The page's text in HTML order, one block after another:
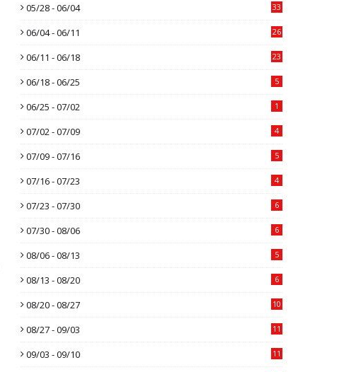
05/28 - 06/04 33
06/04 - 06/11 26
06/11 - 06/18 23
06/18 - 06/25 5
06/25 - 07/02 1
07/02 - 07/09 4
07/09 - 07/16 5
07/16 - 07/23 4
07/23 - 07/30 6
07/30 - 08/06 6
08/06 - 08/13 5
08/13 - 08/20 6
08/20 - 08/27 10
08/27 - 09/03 11
09/03 - 09/10 11